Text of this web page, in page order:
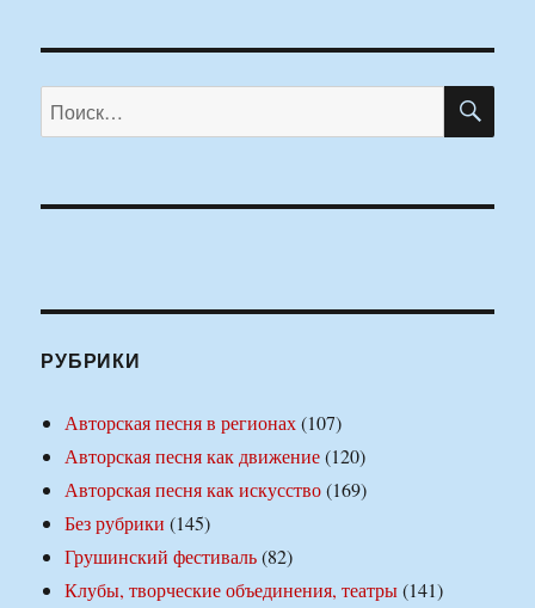
Искать:
РУБРИКИ
Авторская песня в регионах(107)
Авторская песня как движение(120)
Авторская песня как искусство(169)
Без рубрики (145)
Грушинский фестиваль(82)
Клубы, творческие объединения, театры(141)